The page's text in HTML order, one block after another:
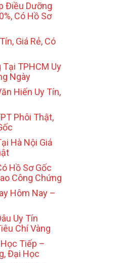
Điều Dưỡng
Có Hồ Sơ
Giá Rẻ, Có
TPHCM Uy
Ngày
Hiến Uy Tín,
Phôi Thật,
Hà Nội Giá
Hồ Sơ Gốc
Công Chứng
Hôm Nay –
Uy Tín
Chí Vàng
Tiếp –
Đại Học